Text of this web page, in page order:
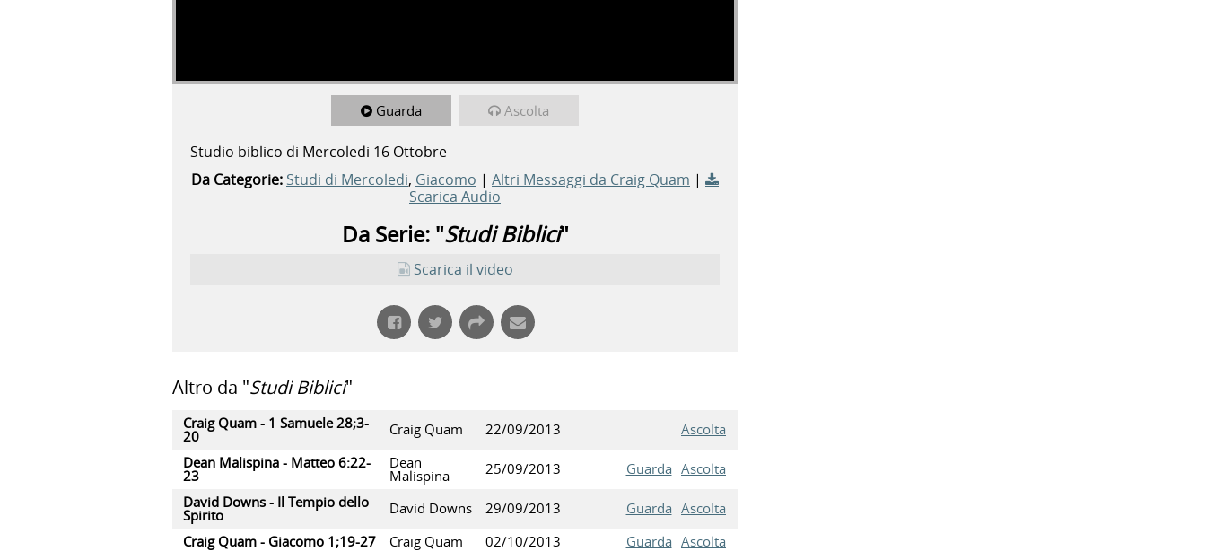
Guarda Ascolta
Studio biblico di Mercoledi 16 Ottobre
Da Categorie: Studi di Mercoledi, Giacomo | Altri Messaggi da Craig Quam |
Scarica Audio
Da Serie: "Studi Biblici"
Scarica il video
Altro da "Studi Biblici"
Craig Quam - 1 Samuele 28;3-
20 Craig Quam 22/09/2013
Ascolta
Dean Malispina - Matteo 6:22-
23
Dean
Malispina 25/09/2013 Guarda Ascolta
David Downs - Il Tempio dello
Spirito David Downs 29/09/2013 Guarda Ascolta
Craig Quam - Giacomo 1;19-27
Craig Quam 02/10/2013 Guarda Ascolta